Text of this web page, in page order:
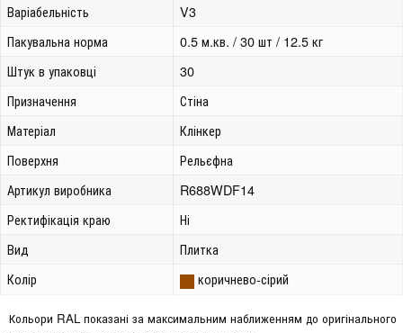
Варіабельність
V3
Пакувальна норма
0.5 м.кв. / 30 шт / 12.5 кг
Штук в упаковці
30
Призначення
Стіна
Матеріал
Клінкер
Поверхня
Рельєфна
Артикул виробника
R688WDF14
Ректифікація краю
Ні
Вид
Плитка
Колір
коричнево-сірий
Кольори RAL показані за максимальним наближенням до оригінального